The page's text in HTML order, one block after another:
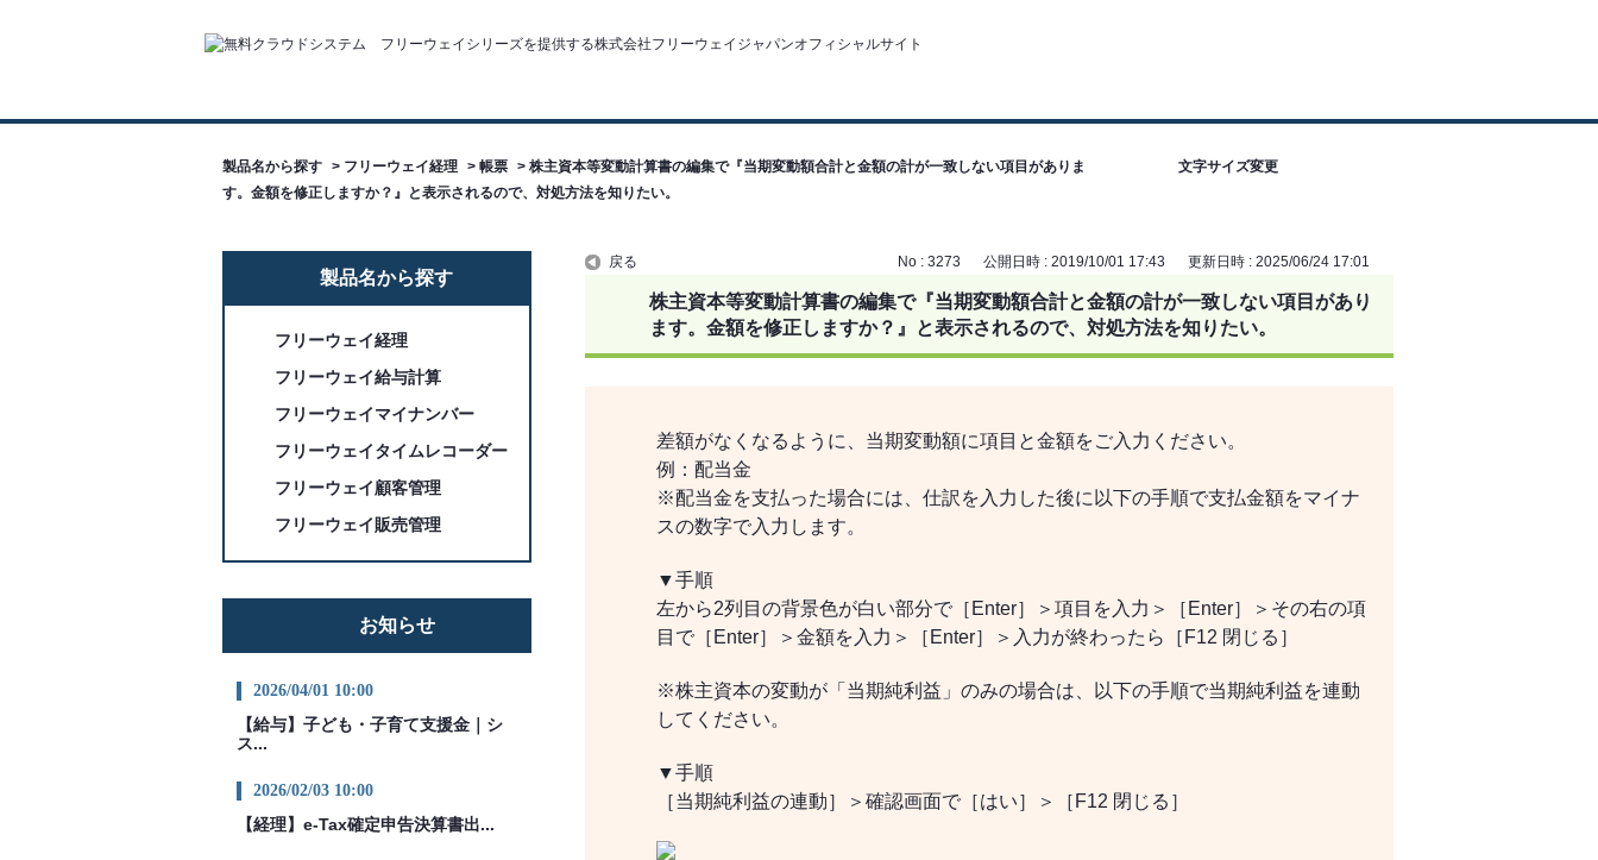
文字サイズ変更
製品名から探す > フリーウェイ経理 > 帳票 > 株主資本等変動計算書の編集で『当期変動額合計と金額の計が一致しない項目がありま
す。金額を修正しますか？』と表示されるので、対処方法を知りたい。
製品名から探す
フリーウェイ経理
フリーウェイ給与計算
フリーウェイマイナンバー
フリーウェイタイムレコーダー
フリーウェイ顧客管理
フリーウェイ販売管理
お知らせ
2026/04/01 10:00
【給与】子ども・子育て支援金｜シ
ス...
2026/02/03 10:00
【経理】e-Tax確定申告決算書出...
戻る No : 3273 公開日時 : 2019/10/01 17:43 更新日時 : 2025/06/24 17:01
株主資本等変動計算書の編集で『当期変動額合計と金額の計が一致しない項目があり
ます。金額を修正しますか？』と表示されるので、対処方法を知りたい。
差額がなくなるように、当期変動額に項目と金額をご入力ください。
例：配当金
※配当金を支払った場合には、仕訳を入力した後に以下の手順で支払金額をマイナ
スの数字で入力します。
▼手順
左から2列目の背景色が白い部分で［Enter］＞項目を入力＞［Enter］＞その右の項
目で［Enter］＞金額を入力＞［Enter］＞入力が終わったら［F12 閉じる］
※株主資本の変動が「当期純利益」のみの場合は、以下の手順で当期純利益を連動
してください。
▼手順
［当期純利益の連動］＞確認画面で［はい］＞［F12 閉じる］